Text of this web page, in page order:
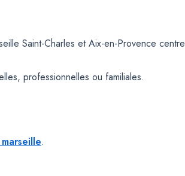
Saint-Charles et Aix-en-Provence centre
professionnelles ou familiales.
.